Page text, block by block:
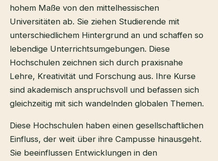
hohem Maße von den mittelhessischen
Universitäten ab. Sie ziehen Studierende mit
unterschiedlichem Hintergrund an und schaffen so
lebendige Unterrichtsumgebungen. Diese
Hochschulen zeichnen sich durch praxisnahe
Lehre, Kreativität und Forschung aus. Ihre Kurse
sind akademisch anspruchsvoll und befassen sich
gleichzeitig mit sich wandelnden globalen Themen.
Diese Hochschulen haben einen gesellschaftlichen
Einfluss, der weit über ihre Campusse hinausgeht.
Sie beeinflussen Entwicklungen in den